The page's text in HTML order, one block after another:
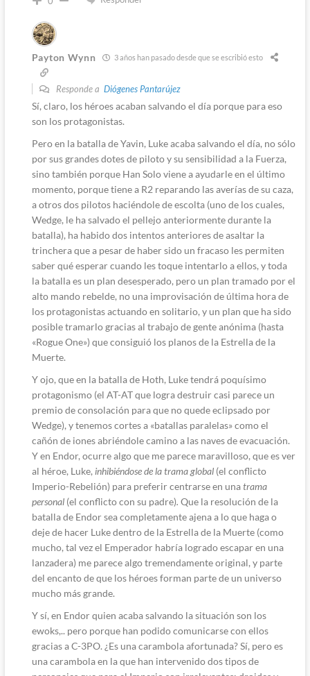
Payton Wynn 3 años han pasado desde que se escribió esto
Responde a Diógenes Pantarújez
Sí, claro, los héroes acaban salvando el día porque para eso
son los protagonistas.
Pero en la batalla de Yavin, Luke acaba salvando el día, no sólo
por sus grandes dotes de piloto y su sensibilidad a la Fuerza,
sino también porque Han Solo viene a ayudarle en el último
momento, porque tiene a R2 reparando las averías de su caza,
a otros dos pilotos haciéndole de escolta (uno de los cuales,
Wedge, le ha salvado el pellejo anteriormente durante la
batalla), ha habido dos intentos anteriores de asaltar la
trinchera que a pesar de haber sido un fracaso les permiten
saber qué esperar cuando les toque intentarlo a ellos, y toda
la batalla es un plan desesperado, pero un plan tramado por el
alto mando rebelde, no una improvisación de última hora de
los protagonistas actuando en solitario, y un plan que ha sido
posible tramarlo gracias al trabajo de gente anónima (hasta
«Rogue One») que consiguió los planos de la Estrella de la
Muerte.
Y ojo, que en la batalla de Hoth, Luke tendrá poquísimo
protagonismo (el AT-AT que logra destruir casi parece un
premio de consolación para que no quede eclipsado por
Wedge), y tenemos cortes a «batallas paralelas» como el
cañón de iones abriéndole camino a las naves de evacuación.
Y en Endor, ocurre algo que me parece maravilloso, que es ver
al héroe, Luke, inhibiéndose de la trama global(el conflicto
Imperio-Rebelión) para preferir centrarse en unatrama
personal (el conflicto con su padre). Que la resolución de la
batalla de Endor sea completamente ajena a lo que haga o
deje de hacer Luke dentro de la Estrella de la Muerte (como
mucho, tal vez el Emperador habría logrado escapar en una
lanzadera) me parece algo tremendamente original, y parte
del encanto de que los héroes forman parte de un universo
mucho más grande.
Y sí, en Endor quien acaba salvando la situación son los
ewoks,.. pero porque han podido comunicarse con ellos
gracias a C-3PO. ¿Es una carambola afortunada? Sí, pero es
una carambola en la que han intervenido dos tipos de